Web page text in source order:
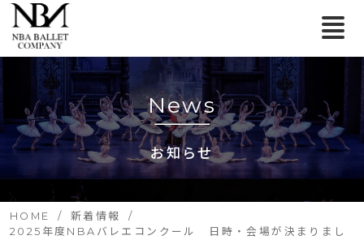
News
お知らせ
HOME
新着情報
2025年度NBAバレエコンクール 日時・会場が決まりまし